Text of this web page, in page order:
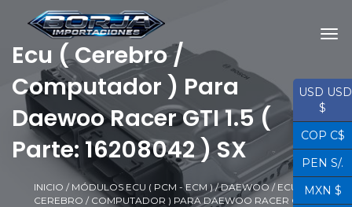
Ecu ( Cerebro /
Computador ) Para
Daewoo Racer GTI 1.5 (
Parte: 16208042 ) SX
INICIO / MÓDULOS ECU ( PCM - ECM )/DAEWOO/ ECU (
CEREBRO / COMPUTADOR ) PARA DAEWOO RACER GTI 1.5 (
USD USD
$
COP C$
PEN S/.
MXN $